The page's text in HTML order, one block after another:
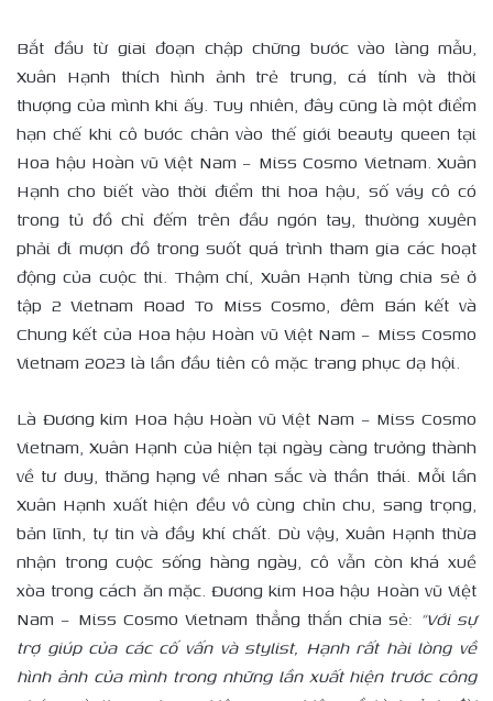
Bắt đầu từ giai đoạn chập chững bước vào làng mẫu,
Xuân Hạnh thích hình ảnh trẻ trung, cá tính và thời
thượng của mình khi ấy. Tuy nhiên, đây cũng là một điểm
hạn chế khi cô bước chân vào thế giới beauty queen tại
Hoa hậu Hoàn vũ Việt Nam – Miss Cosmo Vietnam. Xuân
Hạnh cho biết vào thời điểm thi hoa hậu, số váy cô có
trong tủ đồ chỉ đếm trên đầu ngón tay, thường xuyên
phải đi mượn đồ trong suốt quá trình tham gia các hoạt
động của cuộc thi. Thậm chí, Xuân Hạnh từng chia sẻ ở
tập 2 Vietnam Road To Miss Cosmo, đêm Bán kết và
Chung kết của Hoa hậu Hoàn vũ Việt Nam – Miss Cosmo
Vietnam 2023 là lần đầu tiên cô mặc trang phục dạ hội.
Là Đương kim Hoa hậu Hoàn vũ Việt Nam – Miss Cosmo
Vietnam, Xuân Hạnh của hiện tại ngày càng trưởng thành
về tư duy, thăng hạng về nhan sắc và thần thái. Mỗi lần
Xuân Hạnh xuất hiện đều vô cùng chỉn chu, sang trọng,
bản lĩnh, tự tin và đầy khí chất. Dù vậy, Xuân Hạnh thừa
nhận trong cuộc sống hàng ngày, cô vẫn còn khá xuề
xòa trong cách ăn mặc. Đương kim Hoa hậu Hoàn vũ Việt
Nam – Miss Cosmo Vietnam thẳng thắn chia sẻ: “Với sự
trợ giúp của các cố vấn và stylist, Hạnh rất hài lòng về
hình ảnh của mình trong những lần xuất hiện trước công